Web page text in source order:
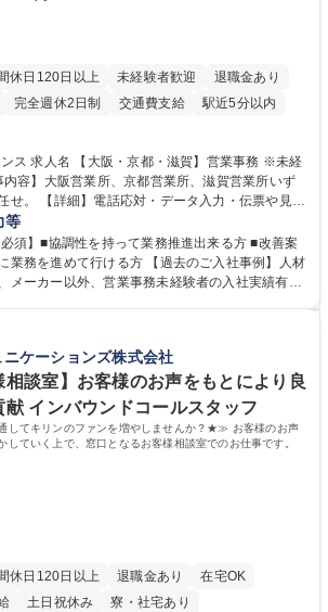
休日120日以上 未経験者歓迎
退職金あり
完全週休2日制 交通費支給
駅近5分以内
事務 ※未経
せ。 【詳細】電話応対・データ入力・伝票や見積
来客対応・営業所内で発生する事務業務や業務改
ことが可能です。業務システムがきちんと構築さ
に仕事に慣れることができる環境です。また、
滋賀】営業事務 ※未経験可
等
須】■協調性を持って業務推進出来る方 ■改善案
業務を進めて行ける方 【過去のご入社事例】人材
メーカー以外、営業事務未経験者の入社実績有
況に合わせ、能動的なサポート、改善の動きも期
ペシャリストとして、チームに貢献し、結果的に
なることができます。平均19:30の退勤以降の業
おり、メリハリのある働き方となります。 学
大学 高専 短大 語学力： 資格：
ケーションズ株式会社
談室】お客様のお声をもとにより良
インバウンドコールスタッフ
してキリンのファンを増やしませんか？★≫ お客様のお声
していく上で、窓口となるお客様相談室でのお仕事です。
休日120日以上 退職金あり
在宅OK
土日祝休み 寮・社宅あり